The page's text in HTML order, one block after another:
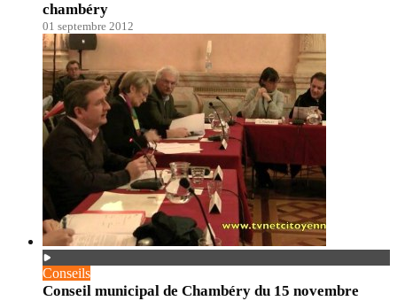
chambéry
01 septembre 2012
Conseils
Conseil municipal de Chambéry du 15 novembre